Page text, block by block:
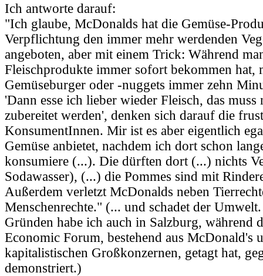
Ich antworte darauf:
"Ich glaube, McDonalds hat die Gemüse-
Verpflichtung den immer mehr werdenden
angeboten, aber mit einem Trick: Während
Fleischprodukte immer sofort bekommen hat,
Gemüseburger oder -nuggets immer zehn
'Dann esse ich lieber wieder Fleisch, das muss
zubereitet werden', denken sich darauf die
KonsumentInnen. Mir ist es aber eigentlich
Gemüse anbietet, nachdem ich dort schon
konsumiere (...). Die dürften dort (...) nichts
Sodawasser), (...) die Pommes sind mit
Außerdem verletzt McDonalds neben
Menschenrechte." (... und schadet der
Gründen habe ich auch in Salzburg, während
Economic Forum, bestehend aus McDonald's
kapitalistischen Großkonzernen, getagt hat,
demonstriert.)